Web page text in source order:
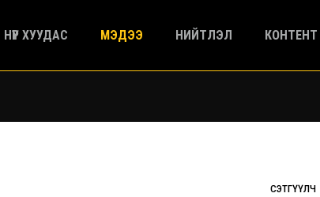
НҮҮР ХУУДАС МЭДЭЭ НИЙТЛЭЛ КОНТЕНТ
СЭТГҮҮЛЧ